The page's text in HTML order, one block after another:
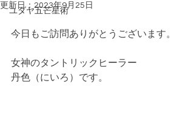
ユダヤ五芒星術
更新日： 2023年9月25日
今日もご訪問ありがとうございます。
女神のタントリックヒーラー
丹色（にいろ）です。